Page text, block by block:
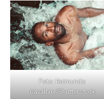
Foto:Raimundo
Cavalhier/Shutterstock